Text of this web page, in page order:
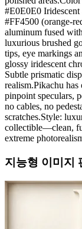
#E0E0E0
#FF4500 (orange-
aluminum fused
luxurious brushed
tips, eye markings
glossy iridescent
Subtle prismatic
realism.Pikachu
pinpoint speculars,
no cables, no
scratches.Style:
collectible—clean,
extreme
지능형 이미지